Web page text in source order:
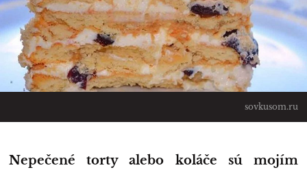
sovkusom.ru
Nepečené torty alebo koláče sú mojím